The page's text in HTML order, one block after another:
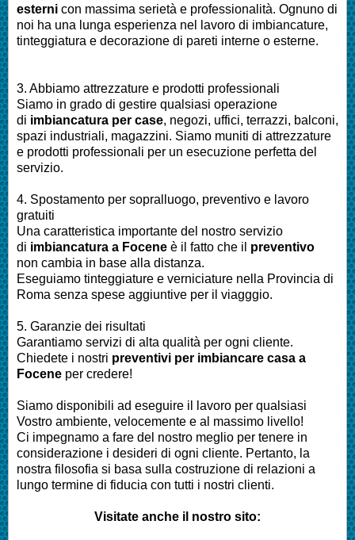
esterni con massima serietà e professionalità. Ognuno di
noi ha una lunga esperienza nel lavoro di imbiancature,
tinteggiatura e decorazione di pareti interne o esterne.
3. Abbiamo attrezzature e prodotti professionali
Siamo in grado di gestire qualsiasi operazione
di imbiancatura per case, negozi, uffici, terrazzi, balconi,
spazi industriali, magazzini. Siamo muniti di attrezzature
e prodotti professionali per un esecuzione perfetta del
servizio.
4. Spostamento per sopralluogo, preventivo e lavoro
gratuiti
Una caratteristica importante del nostro servizio
di imbiancatura a Focene è il fatto che il preventivo
non cambia in base alla distanza.
Eseguiamo tinteggiature e verniciature nella Provincia di
Roma senza spese aggiuntive per il viagggio.
5. Garanzie dei risultati
Garantiamo servizi di alta qualità per ogni cliente.
Chiedete i nostri preventivi per imbiancare casa a
Focene per credere!
Siamo disponibili ad eseguire il lavoro per qualsiasi
Vostro ambiente, velocemente e al massimo livello!
Ci impegnamo a fare del nostro meglio per tenere in
considerazione i desideri di ogni cliente. Pertanto, la
nostra filosofia si basa sulla costruzione di relazioni a
lungo termine di fiducia con tutti i nostri clienti.
Visitate anche il nostro sito: